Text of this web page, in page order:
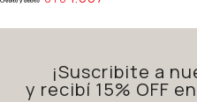
¡Suscribite a
y recibí 15% OFF